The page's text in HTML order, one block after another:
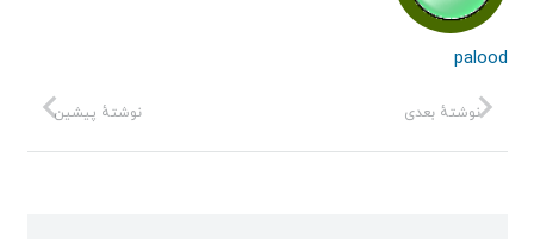
palood
نوشتهٔ پیشین نوشتهٔ بعدی